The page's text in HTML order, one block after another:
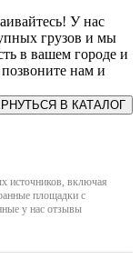
У нас
грузов и мы
в вашем городе и
нам и
источников, включая
площадки с
у нас отзывы